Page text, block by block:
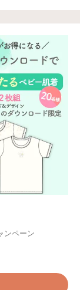
ンペーン